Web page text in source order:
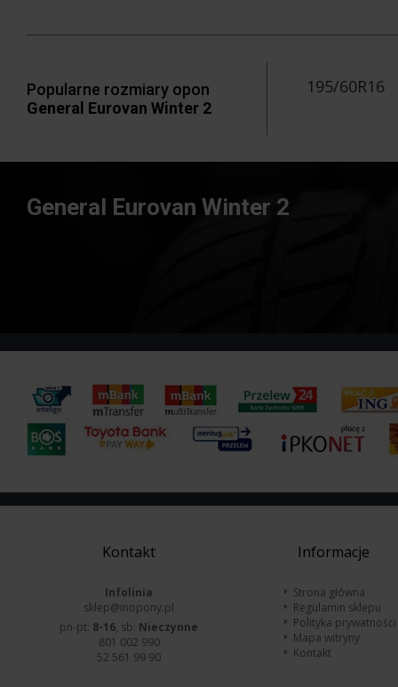
Popularne rozmiary opon
General Eurovan Winter 2
195/60R16
General Eurovan Winter 2
Kontakt
Infolinia
sklep@inopony.pl
pn-pt: 8-16, sb: Nieczynne
801 002 990
52 561 99 90
Informacje
Strona główna
Regulamin sklepu
Polityka prywatności
Mapa witryny
Kontakt